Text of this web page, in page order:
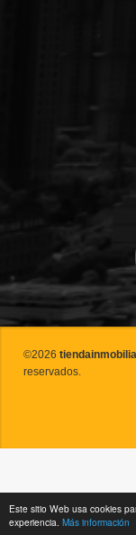
Este sitio Web usa cookies
experiencia. Más información
©2026
reservados.